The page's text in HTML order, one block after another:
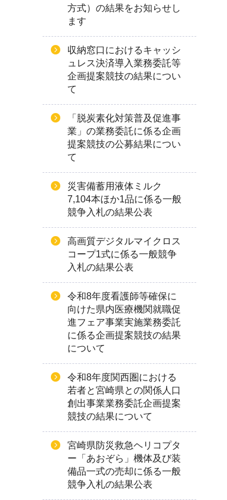
方式）の結果をお知らせし
ます
収納窓口におけるキャッシ
ュレス決済導入業務委託等
企画提案競技の結果につい
て
「脱炭素化対策普及促進事
業」の業務委託に係る企画
提案競技の公募結果につい
て
災害備蓄用液体ミルク
7,104本ほか1品に係る一般
競争入札の結果公表
高画質デジタルマイクロス
コープ1式に係る一般競争
入札の結果公表
令和8年度看護師等確保に
向けた県内医療機関就職促
進フェア事業実施業務委託
に係る企画提案競技の結果
について
令和8年度関西圏における
若者と宮崎県との関係人口
創出事業業務委託企画提案
競技の結果について
宮崎県防災救急ヘリコプタ
ー「あおぞら」機体及び装
備品一式の売却に係る一般
競争入札の結果公表